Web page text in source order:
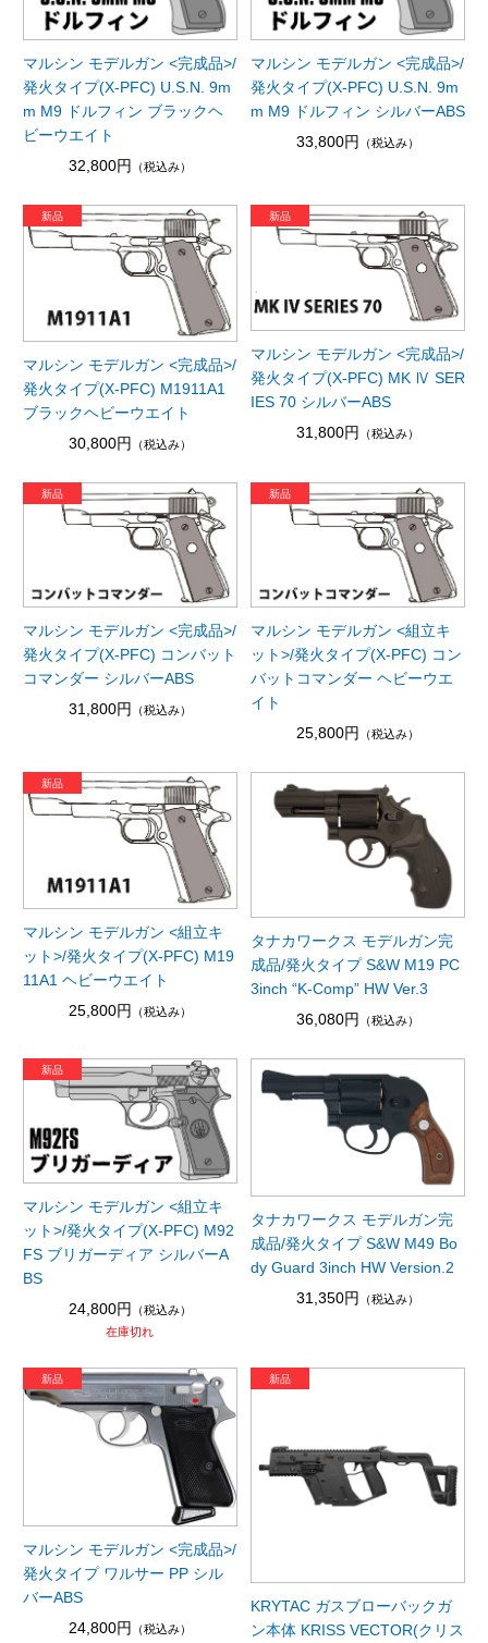
マルシン モデルガン <完成品>/
発火タイプ(X-PFC) U.S.N. 9m
m M9 ドルフィン ブラックヘ
ビーウエイト
32,800円
（税込み）
マルシン モデルガン <完成品>/
発火タイプ(X-PFC) U.S.N. 9m
m M9 ドルフィン シルバーABS
33,800円
（税込み）
マルシン モデルガン <完成品>/
発火タイプ(X-PFC) M1911A1
ブラックヘビーウエイト
30,800円
（税込み）
マルシン モデルガン <完成品>/
発火タイプ(X-PFC) MK Ⅳ SER
IES 70 シルバーABS
31,800円
（税込み）
マルシン モデルガン <完成品>/
発火タイプ(X-PFC) コンバット
コマンダー シルバーABS
31,800円
（税込み）
マルシン モデルガン <組立キ
ット>/発火タイプ(X-PFC) コン
バットコマンダー ヘビーウエ
イト
25,800円
（税込み）
マルシン モデルガン <組立キ
ット>/発火タイプ(X-PFC) M19
11A1 ヘビーウエイト
25,800円
（税込み）
タナカワークス モデルガン完
成品/発火タイプ S&W M19 PC
3inch “K-Comp” HW Ver.3
36,080円
（税込み）
マルシン モデルガン <組立キ
ット>/発火タイプ(X-PFC) M92
FS ブリガーディア シルバーA
BS
24,800円
（税込み）
在庫切れ
タナカワークス モデルガン完
成品/発火タイプ S&W M49 Bo
dy Guard 3inch HW Version.2
31,350円
（税込み）
マルシン モデルガン <完成品>/
発火タイプ ワルサー PP シル
バーABS
24,800円
（税込み）
KRYTAC ガスブローバックガ
ン本体 KRISS VECTOR(クリス